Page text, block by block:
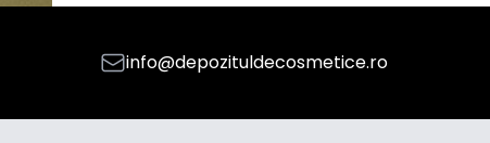
info@depozituldecosmetice.ro